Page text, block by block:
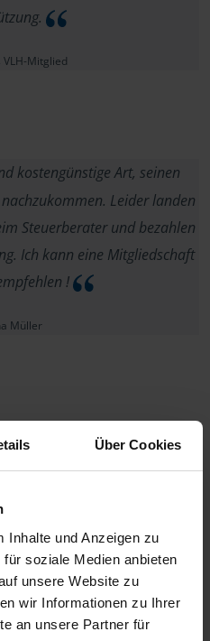
Über Cookies
Inhalte und Anzeigen zu
soziale Medien anbieten
unsere Website zu
wir Informationen zu Ihrer
an unsere Partner für
VLH-Mitglied
kostengünstige Art, seinen
Leider landen
Steuerberater und bezahlen
Ich kann eine Mitgliedschaft
!
Müller
ist einfach toll !
werde auch weiterhin bei der
behalte ich mir immer